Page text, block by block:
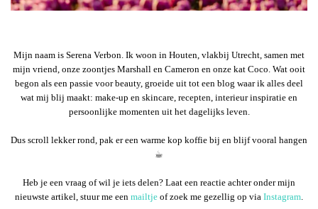
Mijn naam is Serena Verbon. Ik woon in Houten, vlakbij Utrecht, samen met
mijn vriend, onze zoontjes Marshall en Cameron en onze kat Coco. Wat ooit
begon als een passie voor beauty, groeide uit tot een blog waar ik alles deel
wat mij blij maakt: make-up en skincare, recepten, interieur inspiratie en
persoonlijke momenten uit het dagelijks leven.
Dus scroll lekker rond, pak er een warme kop koffie bij en blijf vooral hangen
☕︎
Heb je een vraag of wil je iets delen? Laat een reactie achter onder mijn
nieuwste artikel, stuur me een mailtje of zoek me gezellig op via Instagram